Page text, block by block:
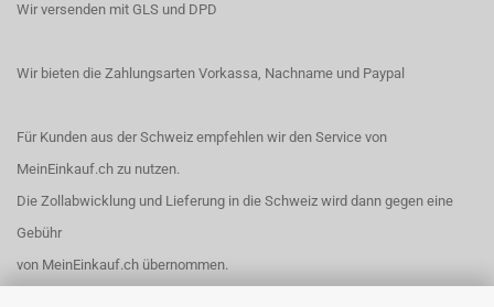
Wir versenden mit GLS und DPD
Wir bieten die Zahlungsarten Vorkassa, Nachname und Paypal
Für Kunden aus der Schweiz empfehlen wir den Service von
MeinEinkauf.ch zu nutzen.
Die Zollabwicklung und Lieferung in die Schweiz wird dann gegen eine
Gebühr
von MeinEinkauf.ch übernommen.